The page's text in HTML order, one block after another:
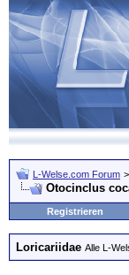
L-Welse.com Forum >
Otocinclus
Registrieren
Loricariidae Alle L-